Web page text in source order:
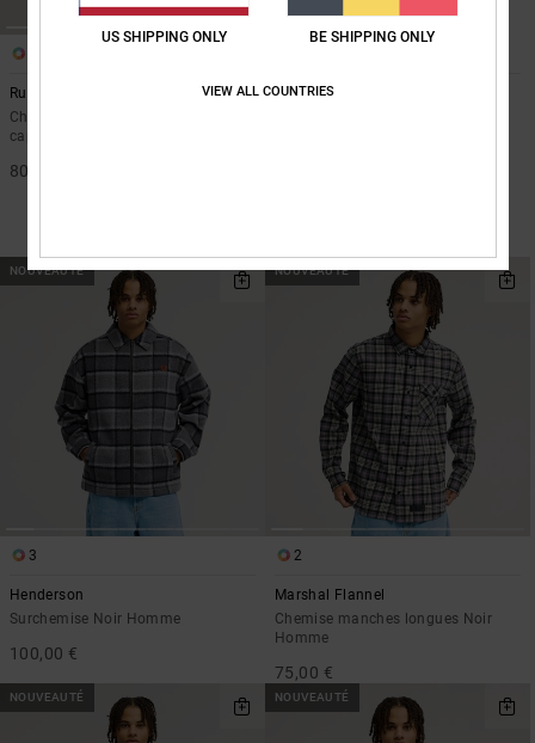
Ruckus
Chemise manches longues à
capuche Noir Homme
80,00 €
Hawkshaw
NOUVEAUTÉ
3
Henderson
Surchemise Noir Homme
100,00 €
NOUVEAUTÉ
2
Marshal Flannel
Chemise manches longues Noir
Homme
75,00 €
NOUVEAUTÉ NOUVEAUTÉ
US SHIPPING ONLY BE SHIPPING ONLY
VIEW ALL COUNTRIES